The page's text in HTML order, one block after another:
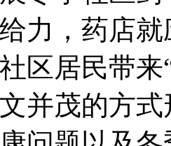
力，药店
区居民带
并茂的方